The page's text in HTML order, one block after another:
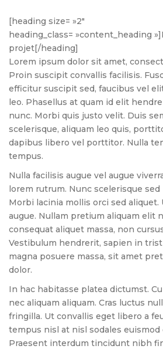
[heading size= »2″
heading_class= »content_heading
projet[/heading]
Lorem ipsum dolor sit amet,
Proin suscipit convallis facilisis.
efficitur suscipit sed, faucibus vel
leo. Phasellus at quam id elit
nunc. Morbi quis justo velit. Duis
scelerisque, aliquam leo quis,
dapibus libero vel porttitor. Nulla
tempus.
Nulla facilisis augue vel augue
lorem rutrum. Nunc scelerisque
Morbi lacinia mollis orci sed aliquet.
augue. Nullam pretium aliquam elit
consequat aliquet massa, non
Vestibulum hendrerit, sapien in
magna posuere massa, sit amet
dolor.
In hac habitasse platea dictumst.
nec aliquam aliquam. Cras luctus
fringilla. Ut convallis eget libero a
tempus nisl at nisl sodales euismod
Praesent interdum tincidunt nibh